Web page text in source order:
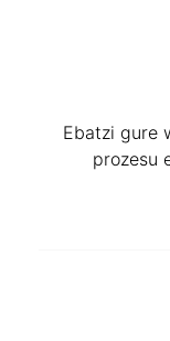
Ebatzi gure
prozesu